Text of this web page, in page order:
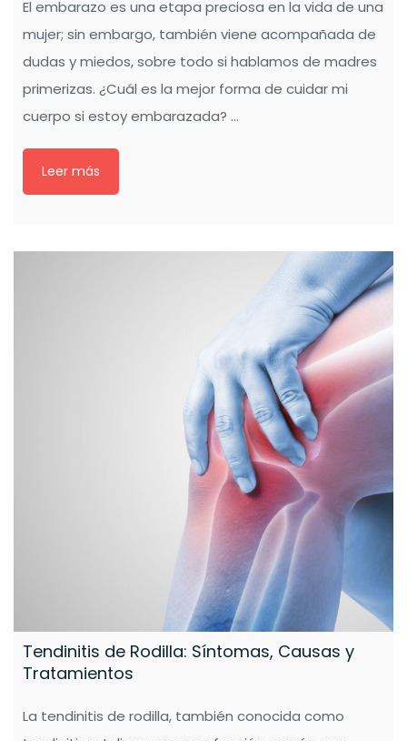
El embarazo es una etapa preciosa en la vida de una
mujer; sin embargo, también viene acompañada de
dudas y miedos, sobre todo si hablamos de madres
primerizas. ¿Cuál es la mejor forma de cuidar mi
cuerpo si estoy embarazada? ...
Leer más
Tendinitis de Rodilla: Síntomas, Causas y
Tratamientos
La tendinitis de rodilla, también conocida como